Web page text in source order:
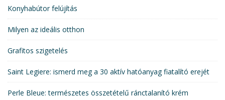
Konyhabútor felújítás
Milyen az ideális otthon
Grafitos szigetelés
Saint Legiere: ismerd meg a 30 aktív hatóanyag fiatalító erejét
Perle Bleue: természetes összetételű ránctalanító krém